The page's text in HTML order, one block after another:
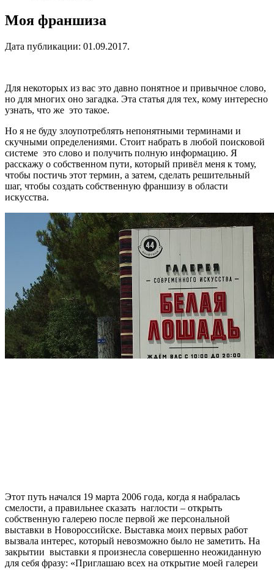
Моя франшиза
Дата публикации: 01.09.2017.
Для некоторых из вас это давно понятное и привычное слово,
но для многих оно загадка. Эта статья для тех, кому интересно
узнать, что же это такое.
Но я не буду злоупотреблять непонятными терминами и
скучными определениями. Стоит набрать в любой поисковой
системе это слово и получить полную информацию. Я
расскажу о собственном пути, который привёл меня к тому,
чтобы постичь этот термин, а затем, сделать решительный
шаг, чтобы создать собственную франшизу в области
искусства.
Этот путь начался 19 марта 2006 года, когда я набралась
смелости, а правильнее сказать наглости – открыть
собственную галерею после первой же персональной
выставки в Новороссийске. Выставка моих первых работ
вызвала интерес, который невозможно было не заметить. На
закрытии выставки я произнесла совершенно неожиданную
для себя фразу: «Приглашаю всех на открытие моей галереи